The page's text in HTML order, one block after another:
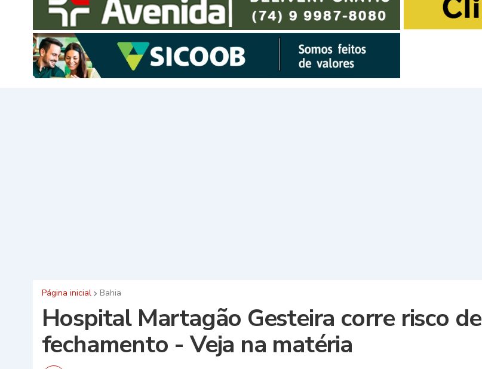
Página inicial Bahia
Hospital Martagão Gesteira corre risco de
fechamento - Veja na matéria